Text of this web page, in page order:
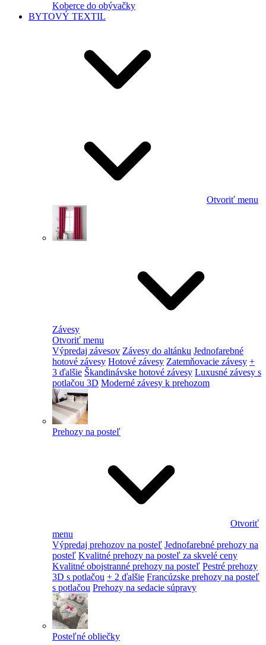
Koberce do obývačky
BYTOVÝ TEXTIL
Otvoriť menu
Závesy
Otvoriť menu
Výpredaj závesov Závesy do altánku Jednofarebné
hotové závesy Hotové závesy Zatemňovacie závesy +
3 ďalšie Škandinávske hotové závesy Luxusné závesy s
potlačou 3D Moderné závesy k prehozom
Prehozy na posteľ
Otvoriť
menu
Výpredaj prehozov na posteľ Jednofarebné prehozy na
posteľ Kvalitné prehozy na posteľ za skvelé ceny
Kvalitné obojstranné prehozy na posteľ Pestré prehozy
3D s potlačou + 2 ďalšie Francúzske prehozy na posteľ
s potlačou Prehozy na sedacie súpravy
Posteľné obliečky